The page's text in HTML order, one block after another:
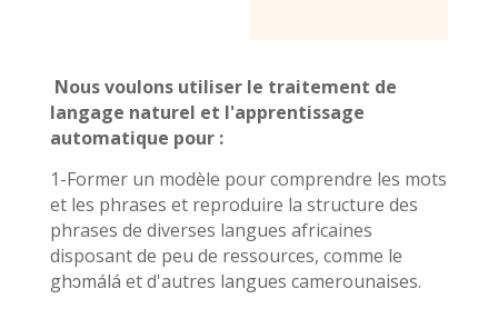
Nous voulons utiliser le traitement de
langage naturel et l'apprentissage
automatique pour :
1-Former un modèle pour comprendre les mots
et les phrases et reproduire la structure des
phrases de diverses langues africaines
disposant de peu de ressources, comme le
ghɔmálá et d'autres langues camerounaises.